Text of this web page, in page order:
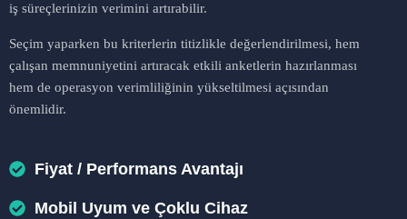
iş süreçlerinizin verimini artırabilir.
Seçim yaparken bu kriterlerin titizlikle değerlendirilmesi, hem
çalışan memnuniyetini artıracak etkili anketlerin hazırlanması
hem de operasyon verimliliğinin yükseltilmesi açısından
önemlidir.
Fiyat / Performans Avantajı
Mobil Uyum ve Çoklu Cihaz